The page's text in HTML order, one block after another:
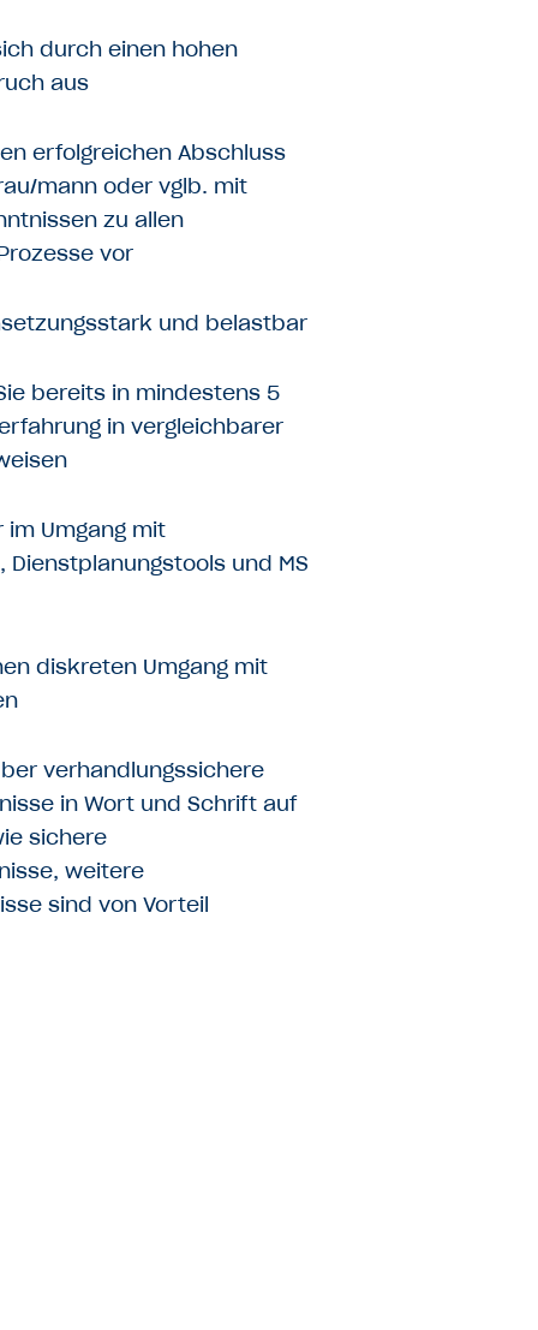
durch einen hohen
aus
erfolgreichen Abschluss
mann oder vglb. mit
zu allen
vor
und belastbar
bereits in mindestens 5
in vergleichbarer
im Umgang mit
und MS
diskreten Umgang mit
verhandlungssichere
in Wort und Schrift auf
sichere
weitere
sind von Vorteil